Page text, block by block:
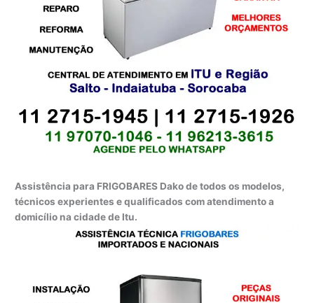
Assistência para FRIGOBARES Dako de todos os modelos,
técnicos experientes e qualificados com atendimento a
domicílio na cidade de Itu.